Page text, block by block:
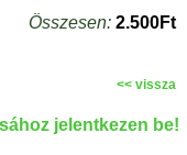
Összesen: 2.500Ft
<< vissza
jelentkezen be!